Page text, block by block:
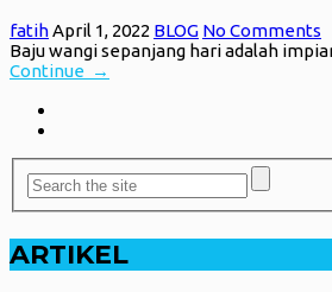
fatihApril 1, 2022 BLOG No Comments
Baju wangi sepanjang hari adalah
Continue →
ARTIKEL